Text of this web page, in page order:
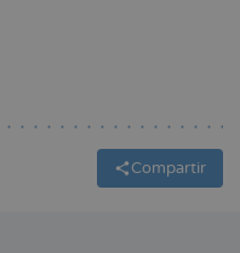
Compartir